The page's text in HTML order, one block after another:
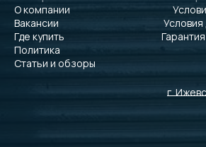
О компании
Вакансии
Где купить
Политика
Статьи и обзоры
Условия
г.